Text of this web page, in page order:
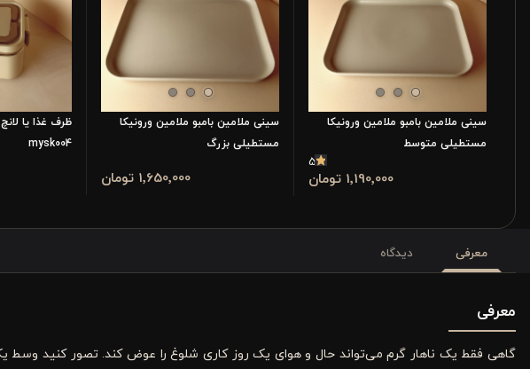
سینی ملامین بامبو ملامین ورونیکا
مستطیلی متوسط
5
1٬190٬000 تومان
سینی ملامین بامبو ملامین ورونیکا
مستطیلی بزرگ
1٬650٬000 تومان
ظرف غذا یا
mysk004
معرفی دیدگاه
معرفی
گاهی فقط یک ناهار گرم می‌تواند حال و هوای یک روز کاری شلوغ را عوض کند. تصور کنید وسط